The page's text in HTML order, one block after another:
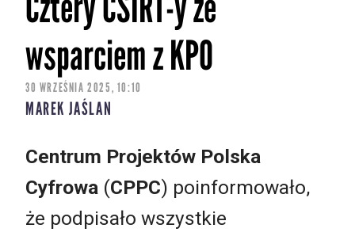
wsparciem z KPO
30 WRZEŚNIA 2025, 10:10
MAREK JAŚLAN
Centrum Projektów Polska
Cyfrowa (CPPC) poinformowało,
że podpisało wszystkie